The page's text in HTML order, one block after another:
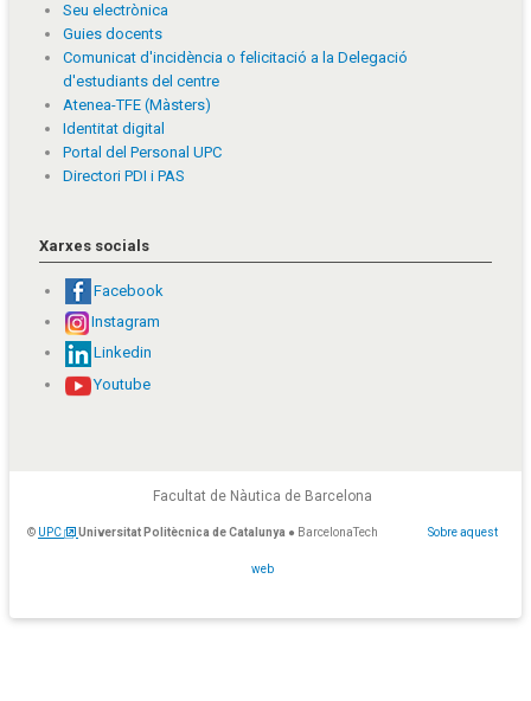
Seu electrònica
Guies docents
Comunicat d'incidència o felicitació a la Delegació
d'estudiants del centre
Atenea-TFE (Màsters)
Identitat digital
Portal del Personal UPC
Directori PDI i PAS
Xarxes socials
Facebook
Instagram
Linkedin
Youtube
Facultat de Nàutica de Barcelona
© UPC Universitat Politècnica de Catalunya ● BarcelonaTech Sobre aquest
web